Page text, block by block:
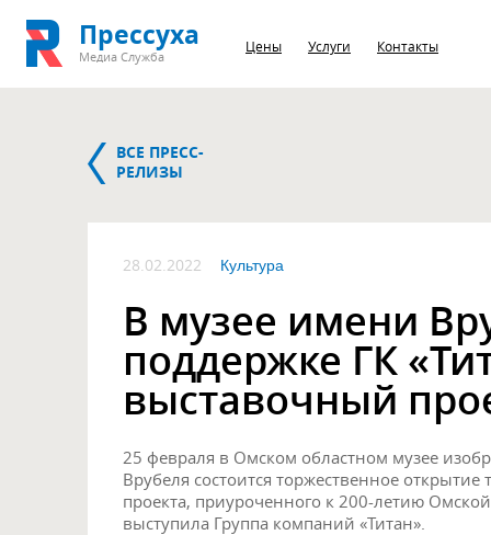
Прессуха
Медиа Служба
Цены Услуги Контакты
ВСЕ ПРЕСС-
РЕЛИЗЫ
28.02.2022 Культура
В музее имени
поддержке ГК
выставочный
25 февраля в Омском областном музее
Врубеля состоится торжественное
проекта, приуроченного к 200-летию
выступила Группа компаний «Титан».